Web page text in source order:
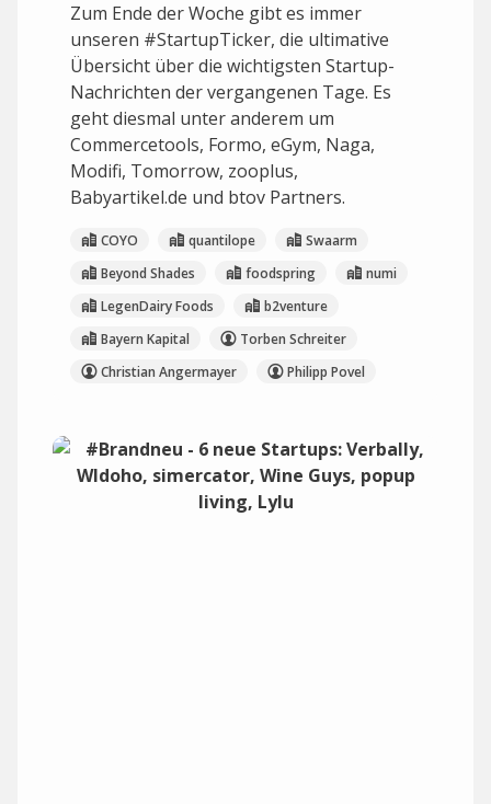
Zum Ende der Woche gibt es immer
unseren #StartupTicker, die ultimative
Übersicht über die wichtigsten Startup-
Nachrichten der vergangenen Tage. Es
geht diesmal unter anderem um
Commercetools, Formo, eGym, Naga,
Modifi, Tomorrow, zooplus,
Babyartikel.de und btov Partners.
COYO quantilope
Swaarm
Beyond Shades
foodspring
numi
LegenDairy Foods
b2venture
Bayern Kapital
Torben Schreiter
Christian Angermayer
Philipp Povel